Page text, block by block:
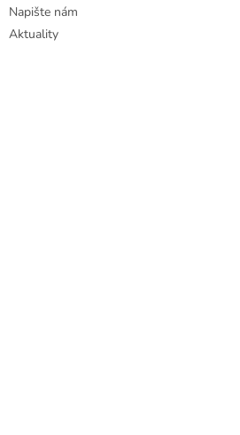
Napište nám
Aktuality